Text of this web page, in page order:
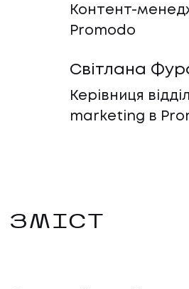
Контент-
Promodo
Світлана
Керівниця
marketing в
ЗМІСТ